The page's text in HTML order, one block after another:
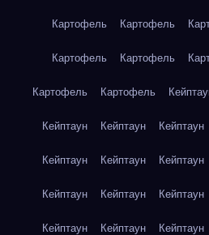
Картофель Картофель
Картофель Картофель
Картофель Картофель
Кейптаун Кейптаун Кейптаун
Кейптаун Кейптаун Кейптаун
Кейптаун Кейптаун Кейптаун
Кейптаун Кейптаун Кейптаун